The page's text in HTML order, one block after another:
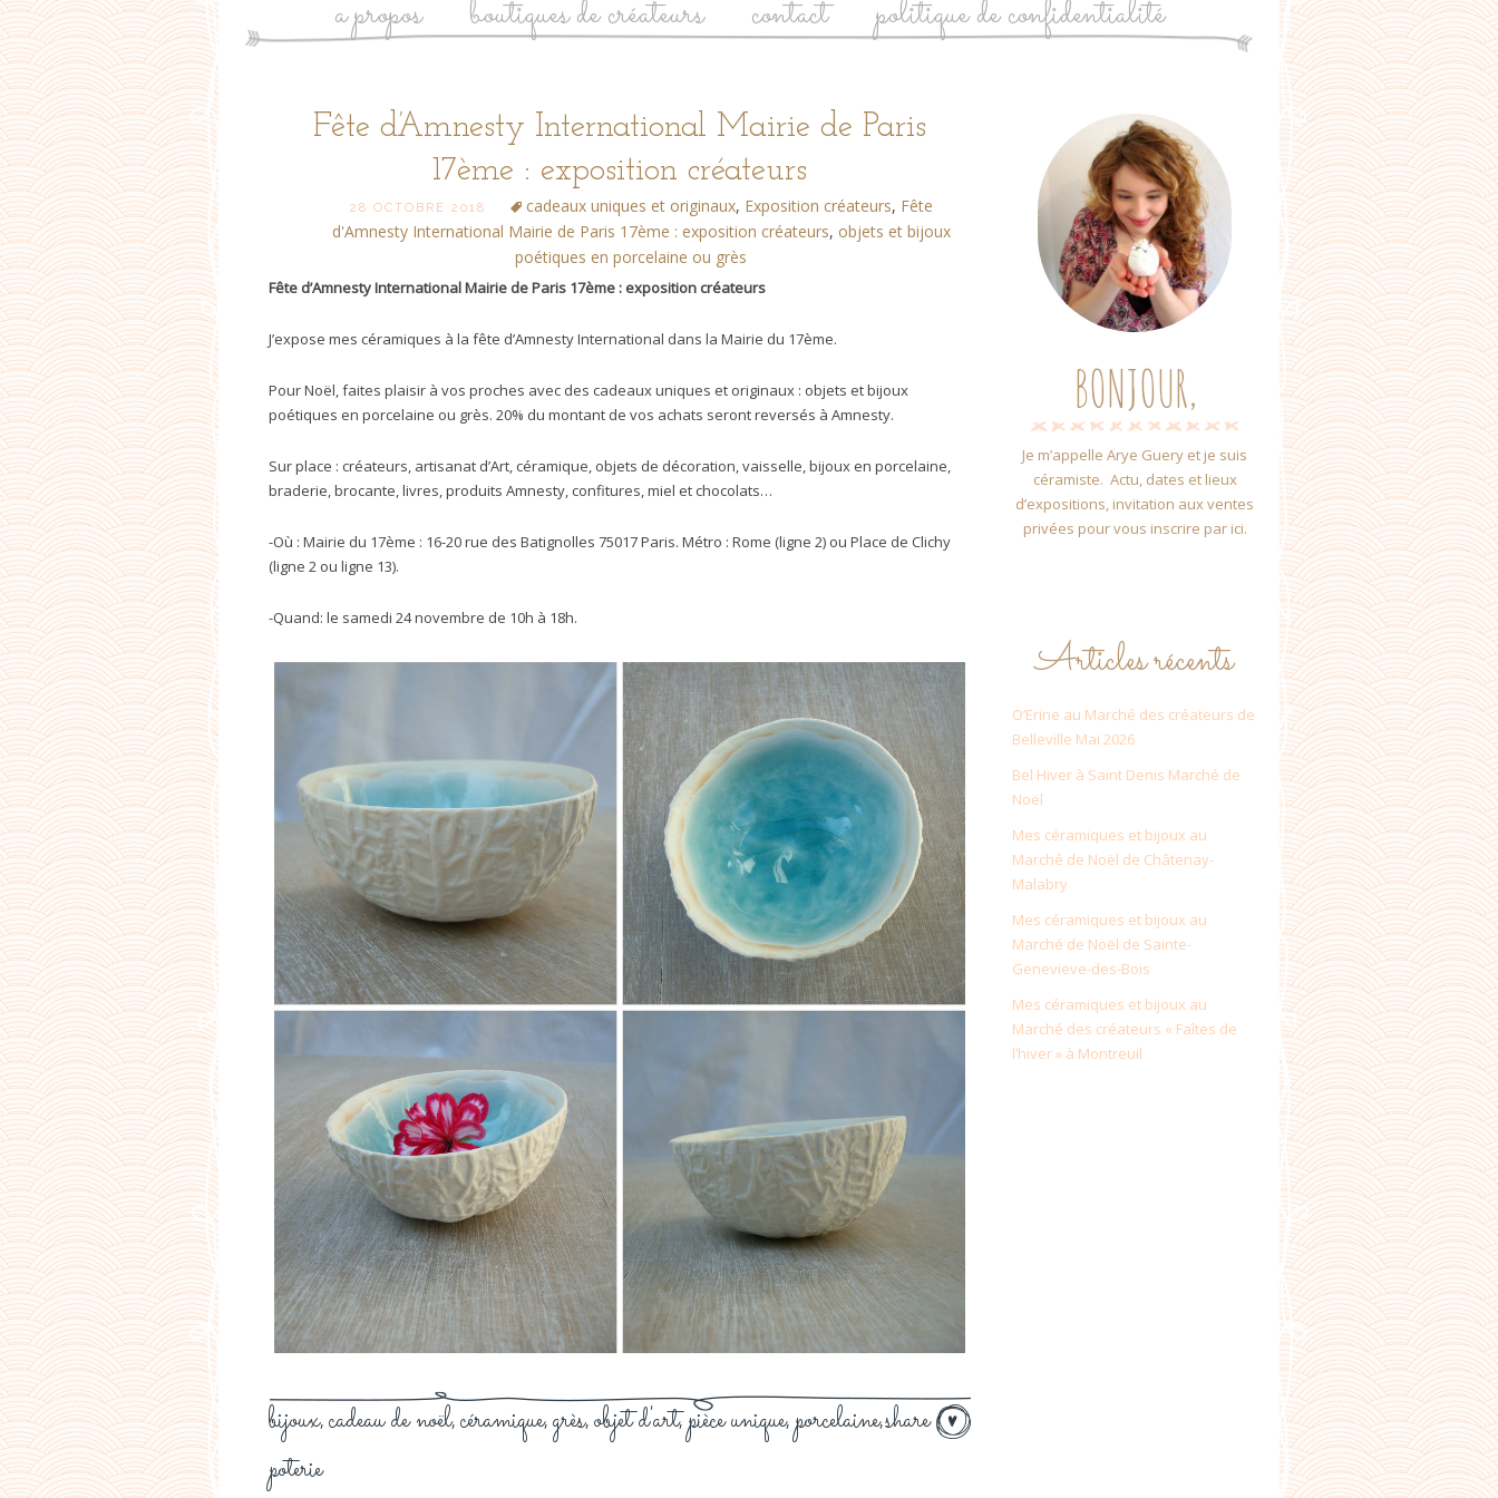
a propos boutiques de créateurs contact politique de confidentialité
Fête d’Amnesty International Mairie de Paris
17ème : exposition créateurs
28 OCTOBRE 2018 cadeaux uniques et originaux, Exposition créateurs, Fête
d'Amnesty International Mairie de Paris 17ème : exposition créateurs, objets et bijoux
poétiques en porcelaine ou grès
Fête d’Amnesty International Mairie de Paris 17ème : exposition créateurs
J’expose mes céramiques à la fête d’Amnesty International dans la Mairie du 17ème.
Pour Noël, faites plaisir à vos proches avec des cadeaux uniques et originaux : objets et bijoux
poétiques en porcelaine ou grès. 20% du montant de vos achats seront reversés à Amnesty.
Sur place : créateurs, artisanat d’Art, céramique, objets de décoration, vaisselle, bijoux en porcelaine,
braderie, brocante, livres, produits Amnesty, confitures, miel et chocolats…
-Où : Mairie du 17ème : 16-20 rue des Batignolles 75017 Paris. Métro : Rome (ligne 2) ou Place de Clichy
(ligne 2 ou ligne 13).
-Quand: le samedi 24 novembre de 10h à 18h.
share
bijoux, cadeau de noël, céramique, grès, objet d'art, pièce unique, porcelaine,
poterie
navigation
BONJOUR,
Je m’appelle Arye Guery et je suis
céramiste. Actu, dates et lieux
d’expositions, invitation aux ventes
privées pour vous inscrire par ici.
Articles récents
O’Erine au Marché des créateurs de
Belleville Mai 2026
Bel Hiver à Saint Denis Marché de
Noël
Mes céramiques et bijoux au
Marché de Noël de Châtenay-
Malabry
Mes céramiques et bijoux au
Marché de Noël de Sainte-
Genevieve-des-Bois
Mes céramiques et bijoux au
Marché des créateurs « Faîtes de
l’hiver » à Montreuil